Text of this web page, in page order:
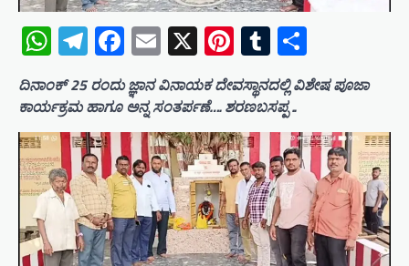
WhatsApp
Telegram
Facebook
Email
X Pinterest
Tumblr
ದಿನಾಂಕ್ 25 ರಂದು ಜ್ಞಾನ ವಿನಾಯಕ ದೇವಸ್ಥಾನದಲ್ಲಿ ವಿಶೇಷ ಪೂಜಾ
ಕಾರ್ಯಕ್ರಮ ಹಾಗೂ ಅನ್ನ ಸಂತರ್ಪಣೆ…. ಶರಣಬಸಪ್ಪ ..